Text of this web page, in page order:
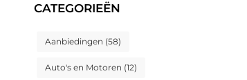
CATEGORIEËN
Aanbiedingen (58)
Auto's en Motoren (12)